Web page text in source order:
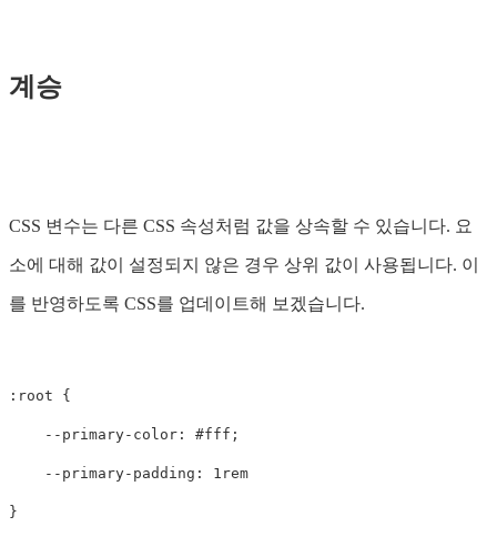
계승
CSS 변수는 다른 CSS 속성처럼 값을 상속할 수 있습니다. 요
소에 대해 값이 설정되지 않은 경우 상위 값이 사용됩니다. 이
를 반영하도록 CSS를 업데이트해 보겠습니다.
:root {
--primary-color : #fff ;
--primary-padding : 1rem
}